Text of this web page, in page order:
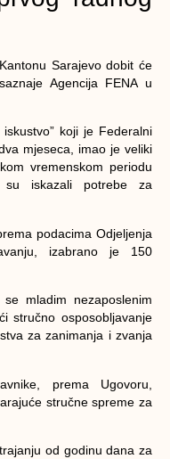
Sarajevo dobit će
Agencija FENA u
koji je Federalni
mjeseca, imao je veliki
vremenskom periodu
iskazali potrebe za
podacima Odjeljenja
izabrano je 150
mladim nezaposlenim
stručno osposobljavanje
za zanimanja i zvanja
prema Ugovoru,
stručne spreme za
od godinu dana za